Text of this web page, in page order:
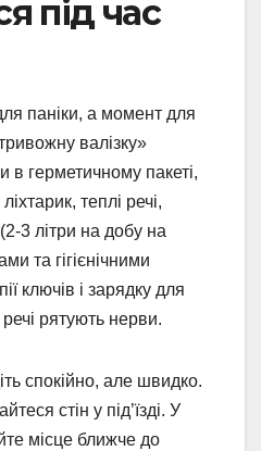
під час
паніки, а момент для
валізку»
в герметичному пакеті,
теплі речі,
3 літри на добу на
та гігієнічними
ключів і зарядку для
рятують нерви.
спокійно, але швидко.
стін у під’їзді. У
місце ближче до